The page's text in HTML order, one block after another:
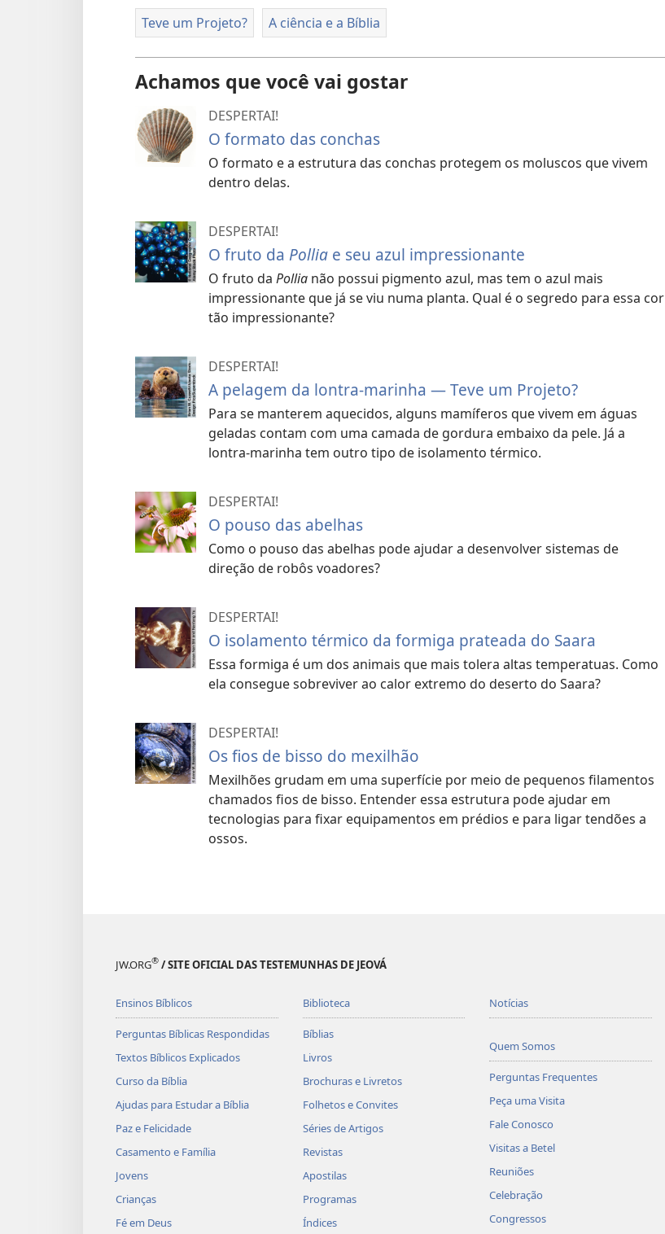
Teve um Projeto? A ciência e a Bíblia
Achamos que você vai gostar
DESPERTAI!
O formato das conchas
O formato e a estrutura das conchas protegem os moluscos que vivem
dentro delas.
DESPERTAI!
O fruto da Pollia e seu azul impressionante
O fruto da Pollia não possui pigmento azul, mas tem o azul mais
impressionante que já se viu numa planta. Qual é o segredo para essa cor
tão impressionante?
DESPERTAI!
A pelagem da lontra-marinha — Teve um Projeto?
Para se manterem aquecidos, alguns mamíferos que vivem em águas
geladas contam com uma camada de gordura embaixo da pele. Já a
lontra-marinha tem outro tipo de isolamento térmico.
DESPERTAI!
O pouso das abelhas
Como o pouso das abelhas pode ajudar a desenvolver sistemas de
direção de robôs voadores?
DESPERTAI!
O isolamento térmico da formiga prateada do Saara
Essa formiga é um dos animais que mais tolera altas temperatuas. Como
ela consegue sobreviver ao calor extremo do deserto do Saara?
DESPERTAI!
Os fios de bisso do mexilhão
Mexilhões grudam em uma superfície por meio de pequenos filamentos
chamados fios de bisso. Entender essa estrutura pode ajudar em
tecnologias para fixar equipamentos em prédios e para ligar tendões a
ossos.
JW.ORG® / SITE OFICIAL DAS TESTEMUNHAS DE JEOVÁ
Ensinos Bíblicos
Perguntas Bíblicas Respondidas
Textos Bíblicos Explicados
Curso da Bíblia
Ajudas para Estudar a Bíblia
Paz e Felicidade
Casamento e Família
Jovens
Crianças
Fé em Deus
Biblioteca
Bíblias
Livros
Brochuras e Livretos
Folhetos e Convites
Séries de Artigos
Revistas
Apostilas
Programas
Índices
Notícias
Quem Somos
Perguntas Frequentes
Peça uma Visita
Fale Conosco
Visitas a Betel
Reuniões
Celebração
Congressos